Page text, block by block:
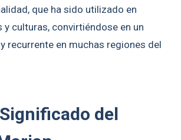
que ha sido utilizado en
culturas, convirtiéndose en un
recurrente en muchas regiones del
del